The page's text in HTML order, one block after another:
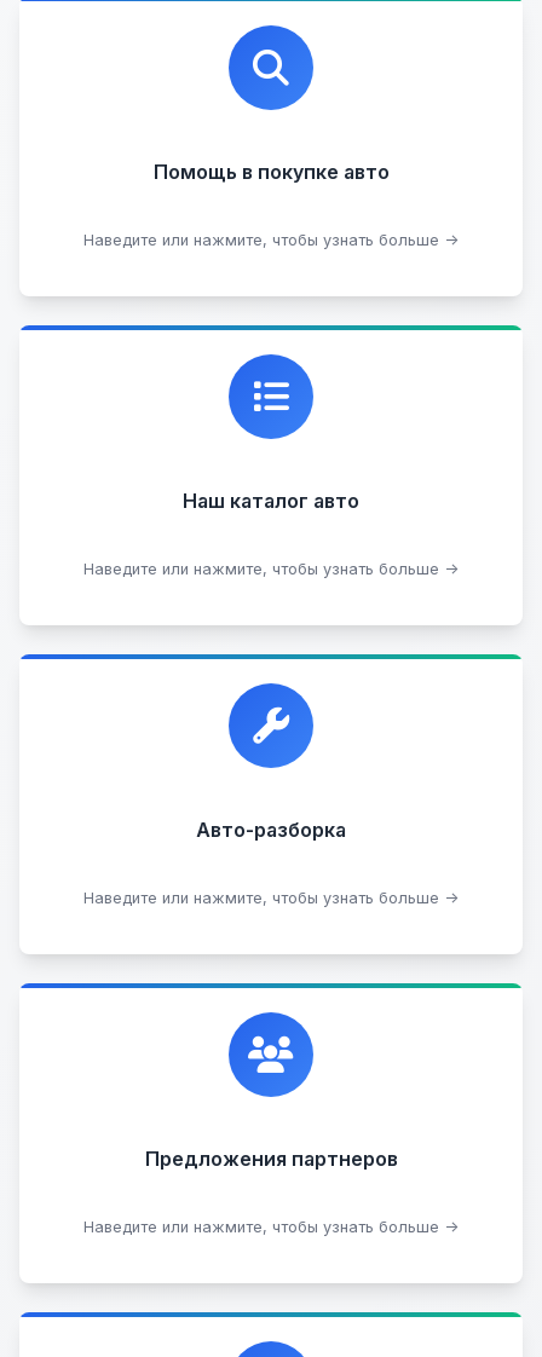
Помощь в покупке авто
Наведите или нажмите, чтобы узнать больше →
Профессиональная помощь в выборе автомобиля
на любых торговых площадках с проверкой
юридической чистоты.
Подобрать авто
Наш каталог авто
Наведите или нажмите, чтобы узнать больше →
Каталог проверенных автомобилей в отличном
состоянии, где вы можете найти подробную
информацию о каждом авто.
Посмотреть каталог
Авто-разборка
Наведите или нажмите, чтобы узнать больше →
Прием автомобилей для разборки на запчасти в
любом состоянии.
Сдать на разборку
Предложения партнеров
Наведите или нажмите, чтобы узнать больше →
Сотрудничаем с лучшими организациями. Если у
вас есть интересные идеи, мы всегда открыты к
сотрудничеству.
Стать партнером